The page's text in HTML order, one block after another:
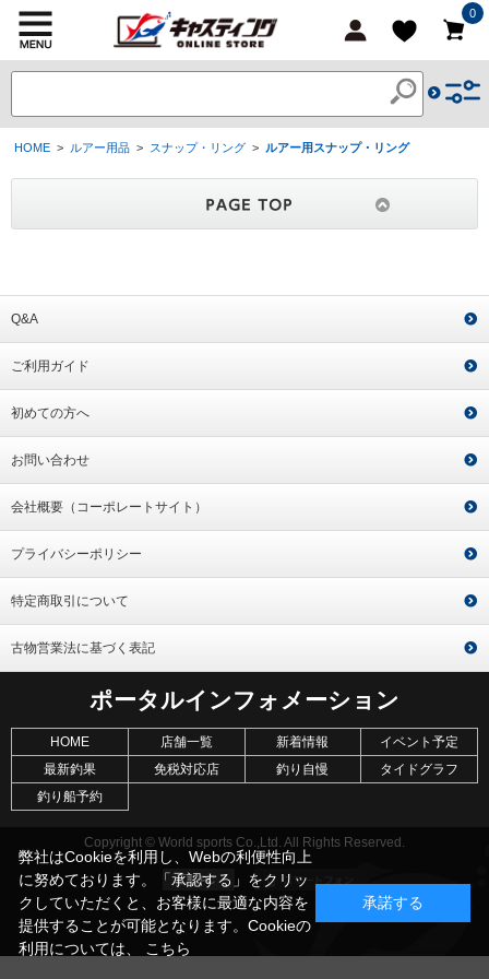
0
HOME > ルアー用品 > スナップ・リング > ルアー用スナップ・リング
Q&A
ご利用ガイド
初めての方へ
お問い合わせ
会社概要（コーポレートサイト）
プライバシーポリシー
特定商取引について
古物営業法に基づく表記
ポータルインフォメーション
HOME 店舗一覧 新着情報
イベント予定
最新釣果
免税対応店 釣り自慢
タイドグラフ
釣り船予約
Copyright © World sports Co.,Ltd. All Rights Reserved.
弊社はCookieを利用し、Webの利便性向上
に努めております。「承認する」をクリッ
クしていただくと、お客様に最適な内容を
提供することが可能となります。Cookieの
利用については、 こちら
承諾する